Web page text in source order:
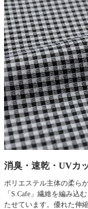
消臭・速乾・UVカ
ポリエステル主体の柔ら
「S.Cafe」繊維を編み込
たせています。優れた伸